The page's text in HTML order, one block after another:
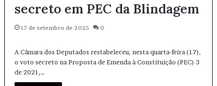
secreto em PEC da Blindagem
17 de setembro de 2025 0
A Câmara dos Deputados restabeleceu, nesta quarta-feira (17),
o voto secreto na Proposta de Emenda à Constituição (PEC) 3
de 2021,…